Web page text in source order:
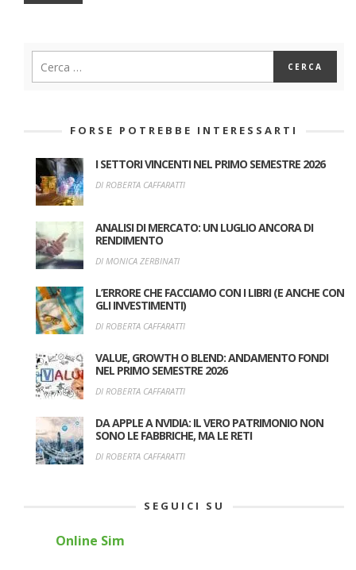
FORSE POTREBBE INTERESSARTI
I SETTORI VINCENTI NEL PRIMO SEMESTRE 2026
DI ROBERTA CAFFARATTI
ANALISI DI MERCATO: UN LUGLIO ANCORA DI
RENDIMENTO
DI MONICA ZERBINATI
L’ERRORE CHE FACCIAMO CON I LIBRI (E ANCHE CON
GLI INVESTIMENTI)
DI ROBERTA CAFFARATTI
VALUE, GROWTH O BLEND: ANDAMENTO FONDI
NEL PRIMO SEMESTRE 2026
DI ROBERTA CAFFARATTI
DA APPLE A NVIDIA: IL VERO PATRIMONIO NON
SONO LE FABBRICHE, MA LE RETI
DI ROBERTA CAFFARATTI
SEGUICI SU
Online Sim